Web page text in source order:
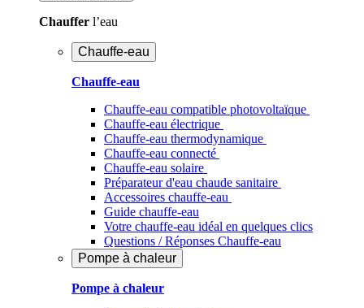
Chauffer l’eau
Chauffe-eau
Chauffe-eau
Chauffe-eau compatible photovoltaïque
Chauffe-eau électrique
Chauffe-eau thermodynamique
Chauffe-eau connecté
Chauffe-eau solaire
Préparateur d'eau chaude sanitaire
Accessoires chauffe-eau
Guide chauffe-eau
Votre chauffe-eau idéal en quelques clics
Questions / Réponses Chauffe-eau
Pompe à chaleur
Pompe à chaleur